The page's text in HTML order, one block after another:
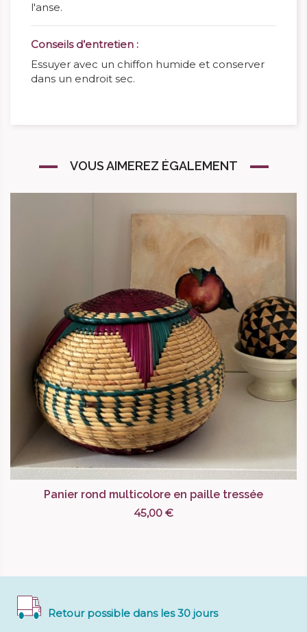
l'anse.
Conseils d’entretien :
Essuyer avec un chiffon humide et conserver
dans un endroit sec.
VOUS AIMEREZ ÉGALEMENT
Panier rond multicolore en paille tressée
45,00 €
Retour possible dans les 30 jours